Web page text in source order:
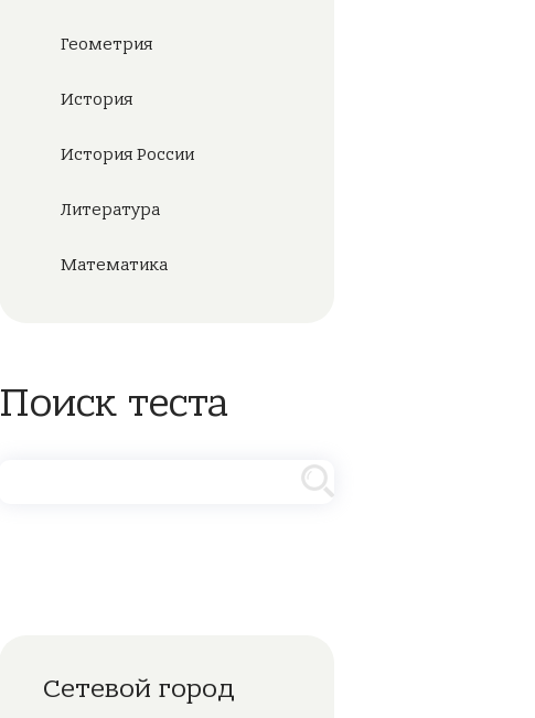
Геометрия
История
История России
Литература
Математика
Поиск теста
Сетевой город